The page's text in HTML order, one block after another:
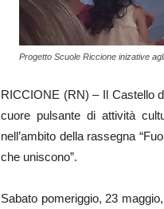
Progetto Scuole Riccione inizative
RICCIONE (RN) – Il Castello
cuore pulsante di attività
nell’ambito della rassegna
che uniscono”.
Sabato pomeriggio, 23